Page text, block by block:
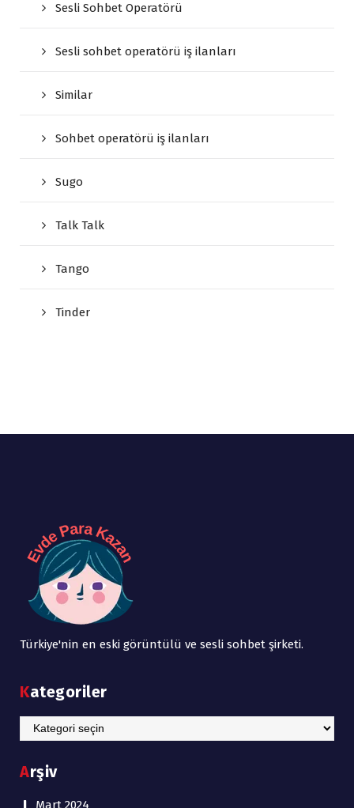
Sesli Sohbet Operatörü
Sesli sohbet operatörü iş ilanları
Similar
Sohbet operatörü iş ilanları
Sugo
Talk Talk
Tango
Tinder
Türkiye'nin en eski görüntülü ve sesli sohbet şirketi.
Kategoriler
Kategoriler
Arşiv
Mart 2024